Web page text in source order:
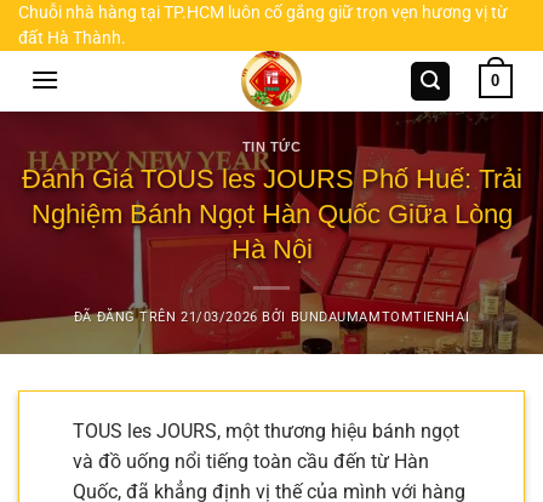
Chuyển
đến
Chuỗi nhà hàng tại TP.HCM luôn cố gắng giữ trọn vẹn hương vị từ
đất Hà Thành.
0
TIN TỨC
Đánh Giá TOUS les JOURS Phố Huế: Trải
Nghiệm Bánh Ngọt Hàn Quốc Giữa Lòng
Hà Nội
ĐÃ ĐĂNG TRÊN21/03/2026 BỞI BUNDAUMAMTOMTIENHAI
TOUS les JOURS, một thương hiệu bánh ngọt
và đồ uống nổi tiếng toàn cầu đến từ Hàn
Quốc, đã khẳng định vị thế của mình với hàng